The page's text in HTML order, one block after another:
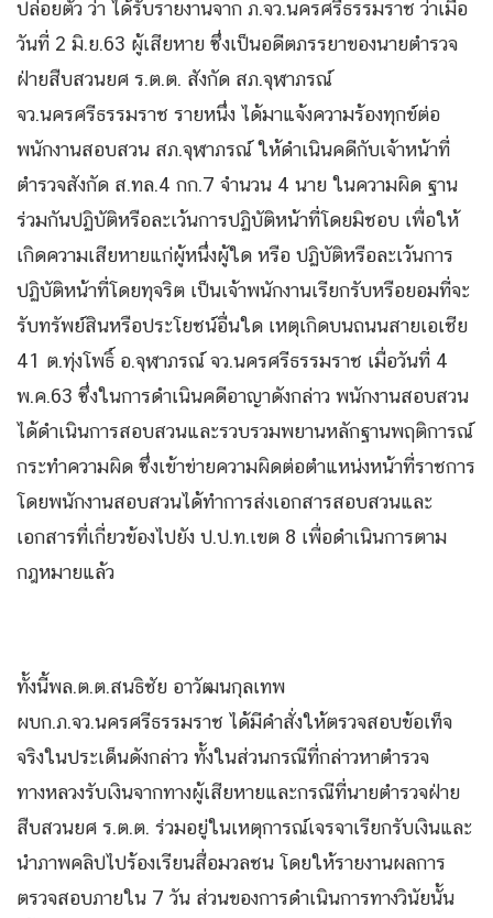
ปล่อยตัว ว่า ได้รับรายงานจาก ภ.จว.นครศรีธรรมราช ว่าเมื่อ
วันที่ 2 มิ.ย.63 ผู้เสียหาย ซึ่งเป็นอดีตภรรยาของนายตำรวจ
ฝ่ายสืบสวนยศ ร.ต.ต. สังกัด สภ.จุฬาภรณ์
จว.นครศรีธรรมราช รายหนึ่ง ได้มาแจ้งความร้องทุกข์ต่อ
พนักงานสอบสวน สภ.จุฬาภรณ์ ให้ดำเนินคดีกับเจ้าหน้าที่
ตำรวจสังกัด ส.ทล.4 กก.7 จำนวน 4 นาย ในความผิด ฐาน
ร่วมกันปฏิบัติหรือละเว้นการปฏิบัติหน้าที่โดยมิชอบ เพื่อให้
เกิดความเสียหายแก่ผู้หนึ่งผู้ใด หรือ ปฏิบัติหรือละเว้นการ
ปฏิบัติหน้าที่โดยทุจริต เป็นเจ้าพนักงานเรียกรับหรือยอมที่จะ
รับทรัพย์สินหรือประโยชน์อื่นใด เหตุเกิดบนถนนสายเอเชีย
41 ต.ทุ่งโพธิ์ อ.จุฬาภรณ์ จว.นครศรีธรรมราช เมื่อวันที่ 4
พ.ค.63 ซึ่งในการดำเนินคดีอาญาดังกล่าว พนักงานสอบสวน
ได้ดำเนินการสอบสวนและรวบรวมพยานหลักฐานพฤติการณ์
กระทำความผิด ซึ่งเข้าข่ายความผิดต่อตำแหน่งหน้าที่ราชการ
โดยพนักงานสอบสวนได้ทำการส่งเอกสารสอบสวนและ
เอกสารที่เกี่ยวข้องไปยัง ป.ป.ท.เขต 8 เพื่อดำเนินการตาม
กฎหมายแล้ว
ทั้งนี้พล.ต.ต.สนธิชัย อาวัฒนกุลเทพ
ผบก.ภ.จว.นครศรีธรรมราช ได้มีคำสั่งให้ตรวจสอบข้อเท็จ
จริงในประเด็นดังกล่าว ทั้งในส่วนกรณีที่กล่าวหาตำรวจ
ทางหลวงรับเงินจากทางผู้เสียหายและกรณีที่นายตำรวจฝ่าย
สืบสวนยศ ร.ต.ต. ร่วมอยู่ในเหตุการณ์เจรจาเรียกรับเงินและ
นำภาพคลิปไปร้องเรียนสื่อมวลชน โดยให้รายงานผลการ
ตรวจสอบภายใน 7 วัน ส่วนของการดำเนินการทางวินัยนั้น